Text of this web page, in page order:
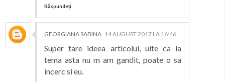
Răspundeți
GEORGIANA SABINA 14 AUGUST 2017 LA 16:46
Super tare ideea articolul, uite ca la
tema asta nu m am gandit, poate o sa
incerc si eu.